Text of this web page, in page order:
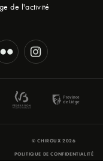
de l'activité
© CHIROUX 2026
POLITIQUE DE CONFIDENTIALITÉ